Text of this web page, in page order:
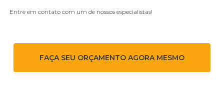
Entre em contato com um de nossos especialistas!
FAÇA SEU ORÇAMENTO AGORA MESMO